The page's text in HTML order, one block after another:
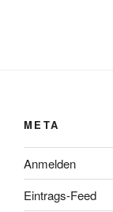
META
Anmelden
Eintrags-Feed